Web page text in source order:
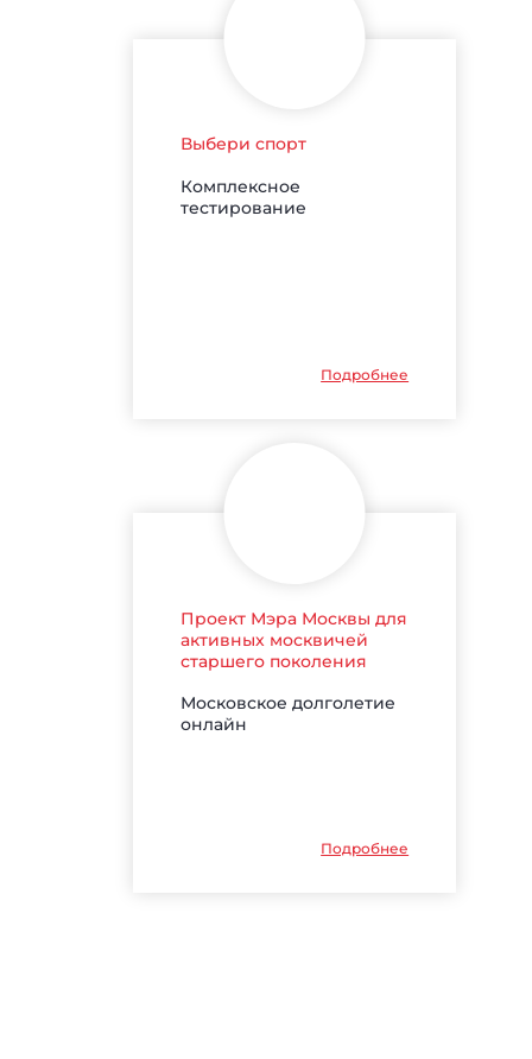
Выбери спорт
Комплексное
тестирование
Подробнее
Проект Мэра Москвы для
активных москвичей
старшего поколения
Московское долголетие
онлайн
Подробнее